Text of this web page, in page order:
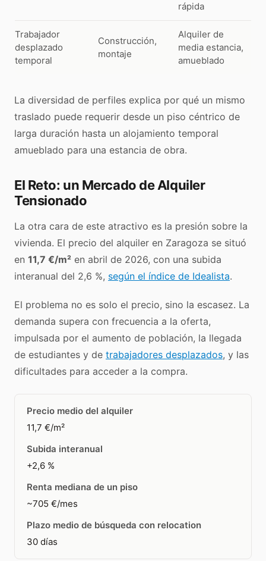
rápida
Trabajador
desplazado
temporal
Construcción,
montaje
Alquiler de
media estancia,
amueblado
La diversidad de perfiles explica por qué un mismo
traslado puede requerir desde un piso céntrico de
larga duración hasta un alojamiento temporal
amueblado para una estancia de obra.
El Reto: un Mercado de Alquiler
Tensionado
La otra cara de este atractivo es la presión sobre la
vivienda. El precio del alquiler en Zaragoza se situó
en 11,7 €/m² en abril de 2026, con una subida
interanual del 2,6 %, según el índice de Idealista.
El problema no es solo el precio, sino la escasez. La
demanda supera con frecuencia a la oferta,
impulsada por el aumento de población, la llegada
de estudiantes y de trabajadores desplazados, y las
dificultades para acceder a la compra.
Precio medio del alquiler
11,7 €/m²
Subida interanual
+2,6 %
Renta mediana de un piso
~705 €/mes
Plazo medio de búsqueda con relocation
30 días